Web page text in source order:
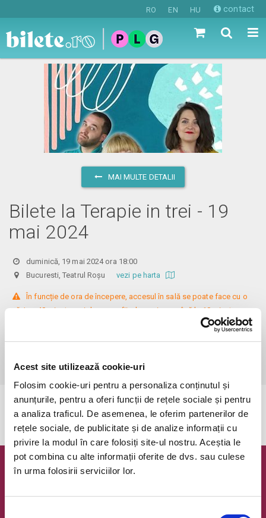
Acest site utilizează cookie-uri
Folosim cookie-uri pentru a personaliza conținutul și
anunțurile, pentru a oferi funcții de rețele sociale și pentru
a analiza traficul. De asemenea, le oferim partenerilor de
rețele sociale, de publicitate și de analize informații cu
privire la modul în care folosiți site-ul nostru. Aceștia le
pot combina cu alte informații oferite de dvs. sau culese
în urma folosirii serviciilor lor.
RO EN HU contact
MAI MULTE DETALII
Bilete la Terapie in trei - 19
mai 2024
duminică, 19 mai 2024 ora 18:00
Bucuresti, Teatrul Roșu vezi pe harta
În funcție de ora de începere, accesul în sală se poate face cu o
oră / cu 40 minute mai devreme, fiind permis cu până la 10 minute
înainte de spectacol. Așezarea se realizează la mese de 2 (nr. limitat), 3
Informații suplimentare, la nr. de telefon 0773 825 249.
Evenimentul a expirat.
Newsletter @ Bilete.ro